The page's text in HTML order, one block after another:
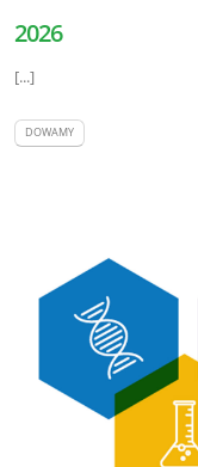
2026
[...]
DOWAMY